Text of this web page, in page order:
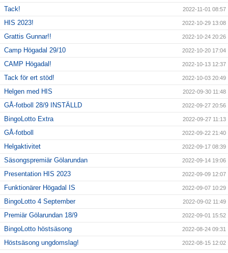
Tack! 2022-11-01 08:57
HIS 2023! 2022-10-29 13:08
Grattis Gunnar!! 2022-10-24 20:26
Camp Högadal 29/10 2022-10-20 17:04
CAMP Högadal! 2022-10-13 12:37
Tack för ert stöd! 2022-10-03 20:49
Helgen med HIS 2022-09-30 11:48
GÅ-fotboll 28/9 INSTÄLLD 2022-09-27 20:56
BingoLotto Extra 2022-09-27 11:13
GÅ-fotboll 2022-09-22 21:40
Helgaktivitet 2022-09-17 08:39
Säsongspremiär Gölarundan 2022-09-14 19:06
Presentation HIS 2023 2022-09-09 12:07
Funktionärer Högadal IS 2022-09-07 10:29
BingoLotto 4 September 2022-09-02 11:49
Premiär Gölarundan 18/9 2022-09-01 15:52
BingoLotto höstsäsong 2022-08-24 09:31
Höstsäsong ungdomslag! 2022-08-15 12:02